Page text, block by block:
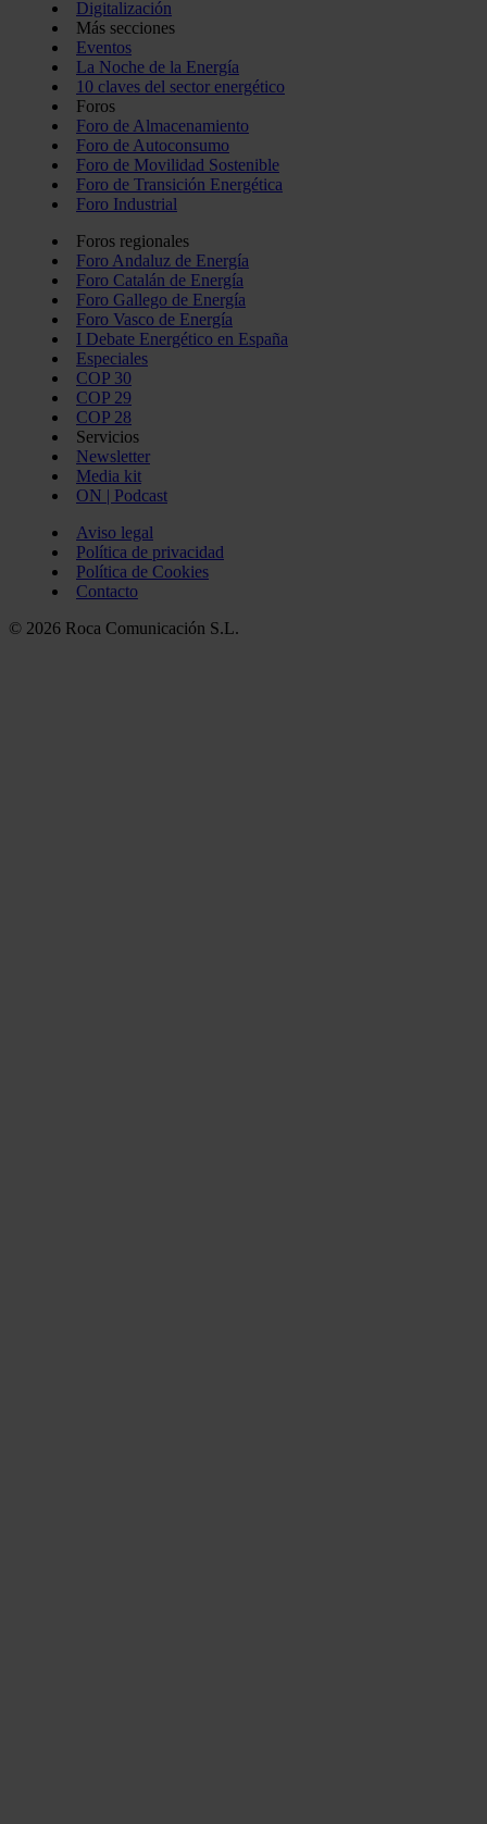
Digitalización
Más secciones
Eventos
La Noche de la Energía
10 claves del sector energético
Foros
Foro de Almacenamiento
Foro de Autoconsumo
Foro de Movilidad Sostenible
Foro de Transición Energética
Foro Industrial
Foros regionales
Foro Andaluz de Energía
Foro Catalán de Energía
Foro Gallego de Energía
Foro Vasco de Energía
I Debate Energético en España
Especiales
COP 30
COP 29
COP 28
Servicios
Newsletter
Media kit
ON | Podcast
Aviso legal
Política de privacidad
Política de Cookies
Contacto
© 2026 Roca Comunicación S.L.